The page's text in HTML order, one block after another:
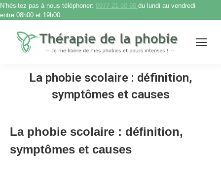
N’hésitez pas à nous téléphoner: 0977 21 50 60 du lundi au vendredi
entre 08h00 et 19h00.
La phobie scolaire : définition,
symptômes et causes
La phobie scolaire : définition,
symptômes et causes